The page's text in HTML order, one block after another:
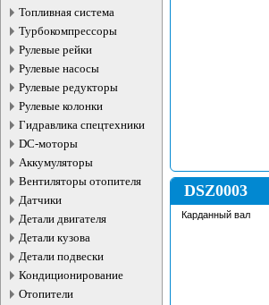
Топливная система
Турбокомпрессоры
Рулевые рейки
Рулевые насосы
Рулевые редукторы
Рулевые колонки
Гидравлика спецтехники
DC-моторы
Аккумуляторы
Вентиляторы отопителя
Датчики
Детали двигателя
Детали кузова
Детали подвески
Кондиционирование
Отопители
DSZ0003
Карданный вал